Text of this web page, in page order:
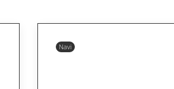
Navi